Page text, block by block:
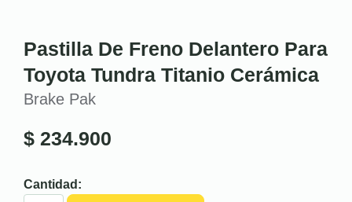
Pastilla De Freno Delantero Para
Toyota Tundra Titanio Cerámica
Brake Pak
$ 234.900
Cantidad: